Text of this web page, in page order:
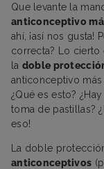
Que levante la
anticonceptivo
ahí, ¡así nos gusta!
correcta? Lo cierto
la doble
anticonceptivo
¿Qué es esto?
toma de pastillas?
eso!
La doble
anticonceptivos